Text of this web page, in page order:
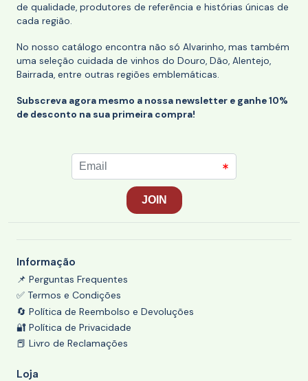
de qualidade, produtores de referência e histórias únicas de
cada região.
No nosso catálogo encontra não só Alvarinho, mas também
uma seleção cuidada de vinhos do Douro, Dão, Alentejo,
Bairrada, entre outras regiões emblemáticas.
Subscreva agora mesmo a nossa newsletter e ganhe 10%
de desconto na sua primeira compra!
Informação
📌 Perguntas Frequentes
✅ Termos e Condições
🔄 Política de Reembolso e Devoluções
🔐 Política de Privacidade
📕 Livro de Reclamações
Loja